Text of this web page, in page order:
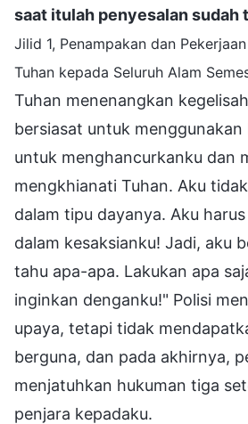
saat itulah penyesalan sudah
Jilid 1, Penampakan dan
Tuhan kepada Seluruh Alam
Tuhan menenangkan
bersiasat untuk menggunakan
untuk menghancurkanku dan
mengkhianati Tuhan. Aku
dalam tipu dayanya. Aku
dalam kesaksianku! Jadi, aku
tahu apa-apa. Lakukan apa
inginkan denganku!" Polisi
upaya, tetapi tidak
berguna, dan pada akhirnya,
menjatuhkan hukuman tiga
penjara kepadaku.